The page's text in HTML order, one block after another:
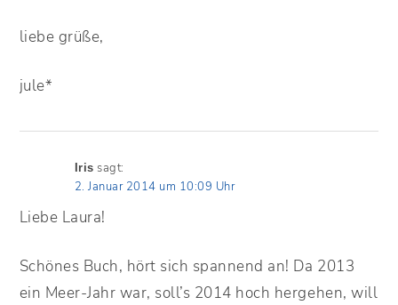
liebe grüße,
jule*
Iris sagt:
2. Januar 2014 um 10:09 Uhr
Liebe Laura!
Schönes Buch, hört sich spannend an! Da 2013
ein Meer-Jahr war, soll’s 2014 hoch hergehen, will